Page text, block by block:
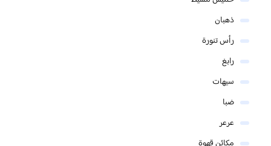
ذهبان
رأس تنورة
رابغ
سيهات
ضبا
عرعر